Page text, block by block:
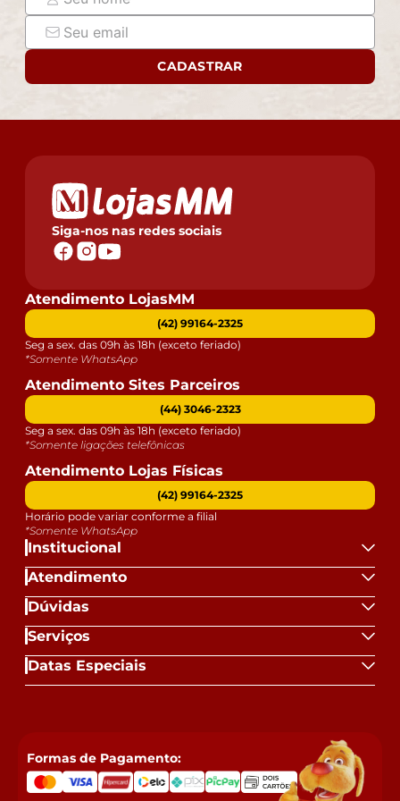
responsabilizamos, no ato da entrega, por subir
escadas/elevadores ou pelo transporte por guincho em
apartamentos. Eventuais despesas são de
responsabilidade do comprador.
que passará normalmente por supostos elevadores,
CADASTRAR
Siga-nos nas redes sociais
Institucional
Atendimento
Dúvidas
Serviços
Datas Especiais
Atendimento LojasMM
(42) 99164-2325
Seg a sex. das 09h às 18h (exceto feriado)
*Somente WhatsApp
Atendimento Sites Parceiros
(44) 3046-2323
Seg a sex. das 09h às 18h (exceto feriado)
*Somente ligações telefônicas
Atendimento Lojas Físicas
(42) 99164-2325
Horário pode variar conforme a filial
*Somente WhatsApp
Formas de Pagamento: